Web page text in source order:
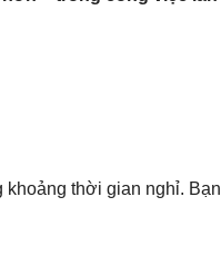
thời gian nghỉ.